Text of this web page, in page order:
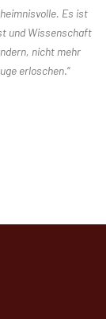
Es ist
und Wissenschaft
nicht mehr
erloschen.“